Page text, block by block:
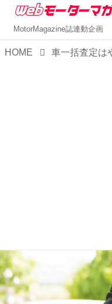
MotorMagazine誌連動企画
HOME